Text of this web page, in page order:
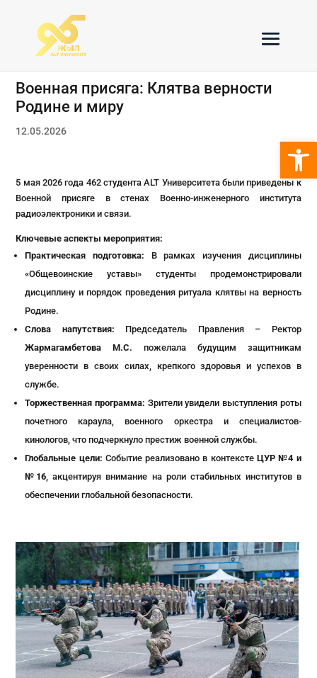
Военная присяга: Клятва верности
Родине и миру
12.05.2026
5 мая 2026 года 462 студента ALT Университета были приведены к
Военной присяге в стенах Военно-инженерного института
радиоэлектроники и связи.
Ключевые аспекты мероприятия:
Практическая подготовка: В рамках изучения дисциплины
«Общевоинские уставы» студенты продемонстрировали
дисциплину и порядок проведения ритуала клятвы на верность
Родине.
Слова напутствия: Председатель Правления – Ректор
Жармагамбетова М.С. пожелала будущим защитникам
уверенности в своих силах, крепкого здоровья и успехов в
службе.
Торжественная программа: Зрители увидели выступления роты
почетного караула, военного оркестра и специалистов-
кинологов, что подчеркнуло престиж военной службы.
Глобальные цели: Событие реализовано в контексте ЦУР №4 и
№16, акцентируя внимание на роли стабильных институтов в
обеспечении глобальной безопасности.